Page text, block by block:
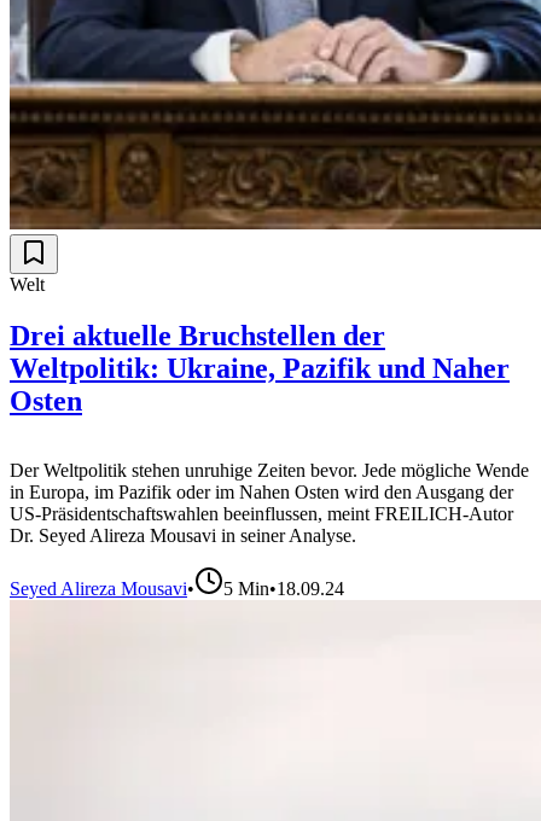
Welt
Drei aktuelle Bruchstellen der
Weltpolitik: Ukraine, Pazifik und Naher
Osten
Der Weltpolitik stehen unruhige Zeiten bevor. Jede mögliche Wende
in Europa, im Pazifik oder im Nahen Osten wird den Ausgang der
US-Präsidentschaftswahlen beeinflussen, meint FREILICH-Autor
Dr. Seyed Alireza Mousavi in seiner Analyse.
Seyed Alireza Mousavi• 5 Min•18.09.24